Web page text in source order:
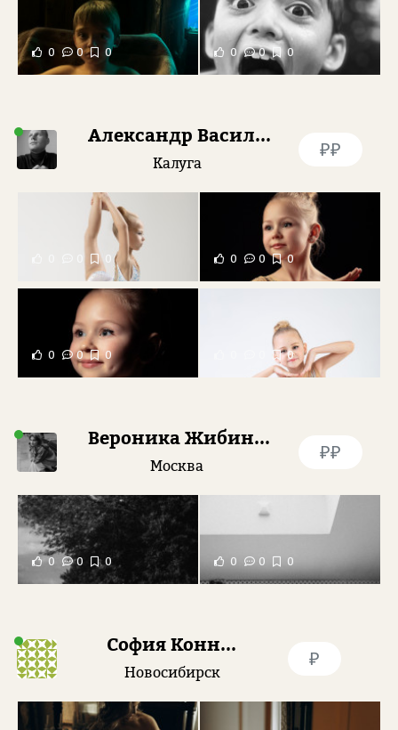
0 0 0 0 0 0
Александр Васильев
Калуга
₽₽
0 0 0 0
0 0 0 0
Вероника Жибинова
Москва
₽₽
0 0 0 0 0 0
София Коннова
Новосибирск
₽